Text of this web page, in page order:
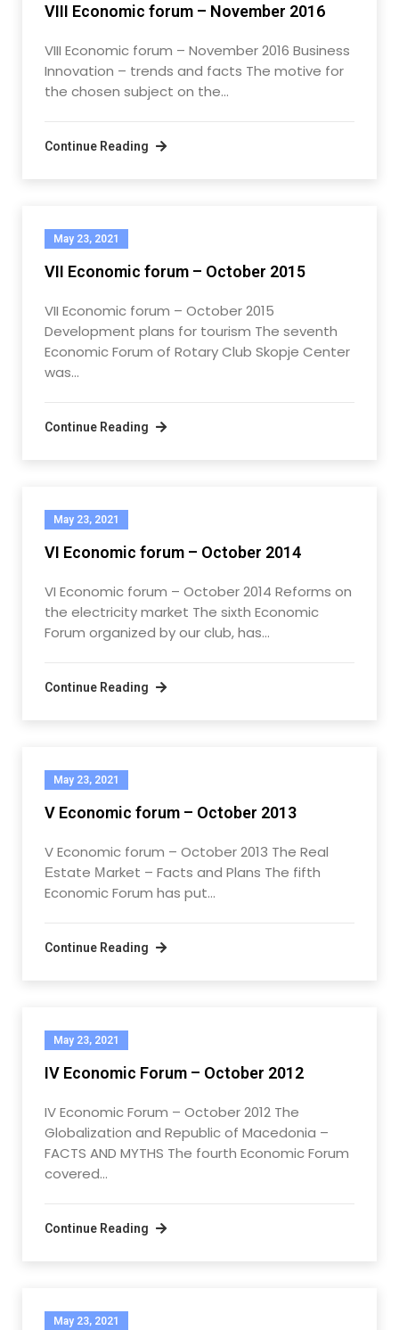
VIII Economic forum – November 2016
VIII Economic forum – November 2016 Business
Innovation – trends and facts The motive for
the chosen subject on the…
Continue Reading
May 23, 2021
VII Economic forum – October 2015
VII Economic forum – October 2015
Development plans for tourism The seventh
Economic Forum of Rotary Club Skopje Center
was…
Continue Reading
May 23, 2021
VI Economic forum – October 2014
VI Economic forum – October 2014 Reforms on
the electricity market The sixth Economic
Forum organized by our club, has…
Continue Reading
May 23, 2021
V Economic forum – October 2013
V Economic forum – October 2013 The Real
Еstate Мarket – Facts and Plans The fifth
Economic Forum has put…
Continue Reading
May 23, 2021
IV Economic Forum – October 2012
IV Economic Forum – October 2012 The
Globalization and Republic of Macedonia –
FACTS AND MYTHS The fourth Economic Forum
covered…
Continue Reading
May 23, 2021